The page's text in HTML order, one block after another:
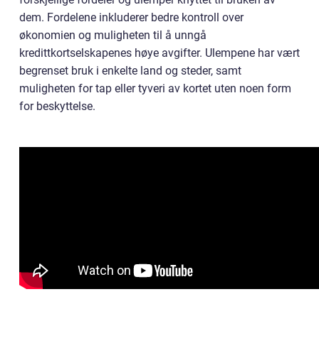
dem. Fordelene inkluderer bedre kontroll over
økonomien og muligheten til å unngå
kredittkortselskapenes høye avgifter. Ulempene har vært
begrenset bruk i enkelte land og steder, samt
muligheten for tap eller tyveri av kortet uten noen form
for beskyttelse.